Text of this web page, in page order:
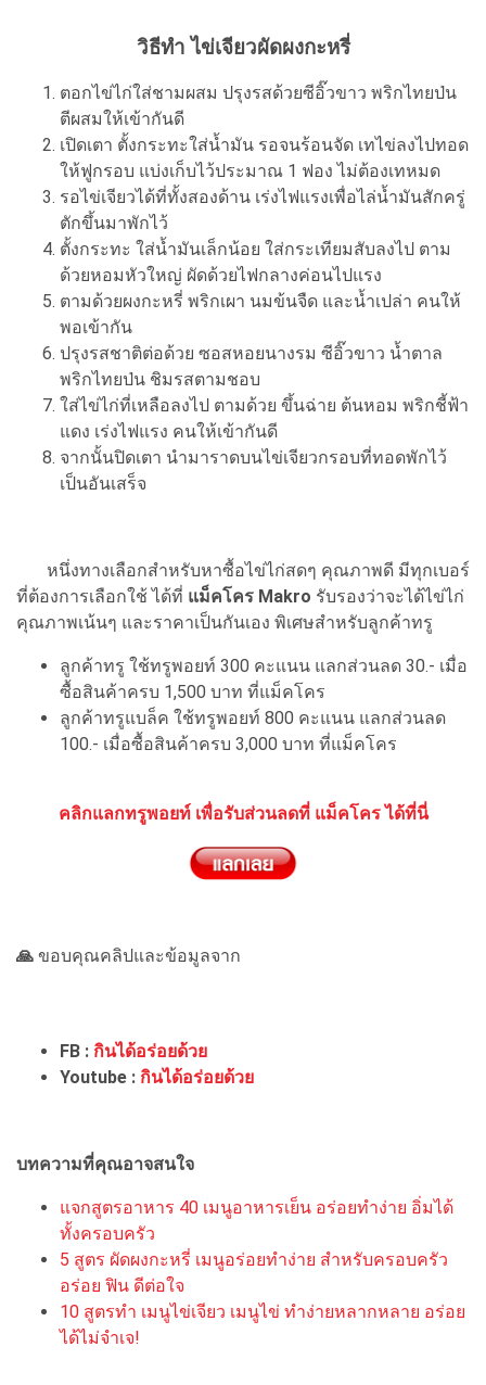
วิธีทำ ไข่เจียวผัดผงกะหรี่
ตอกไข่ไก่ใส่ชามผสม ปรุงรสด้วยซีอิ๊วขาว พริกไทยป่น
ตีผสมให้เข้ากันดี
เปิดเตา ตั้งกระทะใส่น้ำมัน รอจนร้อนจัด เทไข่ลงไปทอด
ให้ฟูกรอบ แบ่งเก็บไว้ประมาณ 1 ฟอง ไม่ต้องเทหมด
รอไข่เจียวได้ที่ทั้งสองด้าน เร่งไฟแรงเพื่อไล่น้ำมันสักครู่
ตักขึ้นมาพักไว้
ตั้งกระทะ ใส่น้ำมันเล็กน้อย ใส่กระเทียมสับลงไป ตาม
ด้วยหอมหัวใหญ่ ผัดด้วยไฟกลางค่อนไปแรง
ตามด้วยผงกะหรี่ พริกเผา นมข้นจืด และน้ำเปล่า คนให้
พอเข้ากัน
ปรุงรสชาติต่อด้วย ซอสหอยนางรม ซีอิ๊วขาว น้ำตาล
พริกไทยป่น ชิมรสตามชอบ
ใส่ไข่ไก่ที่เหลือลงไป ตามด้วย ขึ้นฉ่าย ต้นหอม พริกชี้ฟ้า
แดง เร่งไฟแรง คนให้เข้ากันดี
จากนั้นปิดเตา นำมาราดบนไข่เจียวกรอบที่ทอดพักไว้
เป็นอันเสร็จ
หนึ่งทางเลือกสำหรับหาซื้อไข่ไก่สดๆ คุณภาพดี มีทุกเบอร์
ที่ต้องการเลือกใช้ ได้ที่ แม็คโคร Makro รับรองว่าจะได้ไข่ไก่
คุณภาพเน้นๆ และราคาเป็นกันเอง พิเศษสำหรับลูกค้าทรู
ลูกค้าทรู ใช้ทรูพอยท์ 300 คะแนน แลกส่วนลด 30.- เมื่อ
ซื้อสินค้าครบ 1,500 บาท ที่แม็คโคร
ลูกค้าทรูแบล็ค ใช้ทรูพอยท์ 800 คะแนน แลกส่วนลด
100.- เมื่อซื้อสินค้าครบ 3,000 บาท ที่แม็คโคร
คลิกแลกทรูพอยท์ เพื่อรับส่วนลดที่ แม็คโคร ได้ที่นี่
🙏 ขอบคุณคลิปและข้อมูลจาก
FB : กินได้อร่อยด้วย
Youtube : กินได้อร่อยด้วย
บทความที่คุณอาจสนใจ
แจกสูตรอาหาร 40 เมนูอาหารเย็น อร่อยทำง่าย อิ่มได้
ทั้งครอบครัว
5 สูตร ผัดผงกะหรี่ เมนูอร่อยทำง่าย สำหรับครอบครัว
อร่อย ฟิน ดีต่อใจ
10 สูตรทำ เมนูไข่เจียว เมนูไข่ ทำง่ายหลากหลาย อร่อย
ได้ไม่จำเจ!